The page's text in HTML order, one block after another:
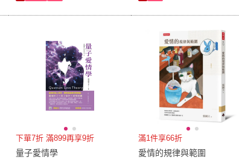
下單7折 滿899再享9折
量子愛情學
滿1件享66折
愛情的規律與範圍